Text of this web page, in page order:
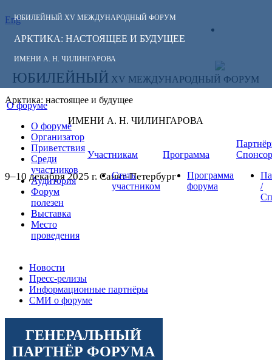
ЮБИЛЕЙНЫЙ XV МЕЖДУНАРОДНЫЙ ФОРУМ
АРКТИКА: НАСТОЯЩЕЕ И БУДУЩЕЕ
ИМЕНИ А. Н. ЧИЛИНГАРОВА
Eng
СЛЕДИТЕ ЗА
НОВОСТЯМИ
ФОРУМА:
ЮБИЛЕЙНЫЙ XV МЕЖДУНАРОДНЫЙ ФОРУМ
Арктика: настоящее и будущее
ИМЕНИ А. Н. ЧИЛИНГАРОВА
9–10 декабря 2025 г. Санкт-Петербург
О форуме
О форуме
Организатор
Приветствия
Среди
участников
Аудитория
Форум
полезен
Выставка
Место
проведения
Участникам
Стать
участником
Программа
Программа
форума
/
Новости
Пресс-релизы
Информационные партнёры
СМИ о форуме
ГЕНЕРАЛЬНЫЙ
ПАРТНЁР ФОРУМА